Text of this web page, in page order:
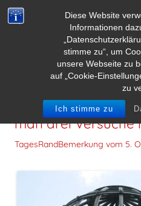
Diese Website
Informationen
stimme zu“, um
unsere Webseite zu
auf „Cookie-
zu
Ich stimme zu
Mein Vertrauen ist
man drei Versuche
TagesRandBemerkung vom 5.